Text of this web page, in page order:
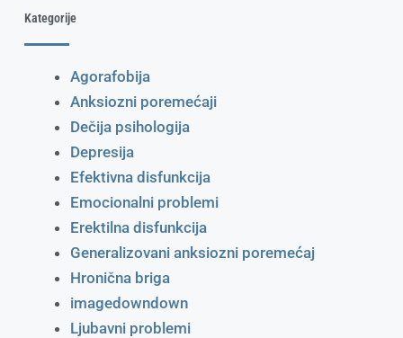
Kategorije
Agorafobija
Anksiozni poremećaji
Dečija psihologija
Depresija
Efektivna disfunkcija
Emocionalni problemi
Erektilna disfunkcija
Generalizovani anksiozni poremećaj
Hronična briga
imagedowndown
Ljubavni problemi